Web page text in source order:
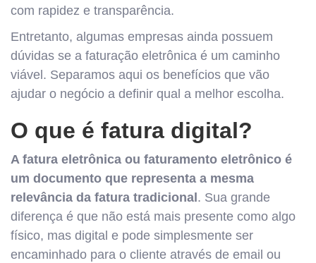
com rapidez e transparência.
Entretanto, algumas empresas ainda possuem
dúvidas se a faturação eletrônica é um caminho
viável. Separamos aqui os benefícios que vão
ajudar o negócio a definir qual a melhor escolha.
O que é fatura digital?
A fatura eletrônica ou faturamento eletrônico é
um documento que representa a mesma
relevância da fatura tradicional . Sua grande
diferença é que não está mais presente como algo
físico, mas digital e pode simplesmente ser
encaminhado para o cliente através de email ou